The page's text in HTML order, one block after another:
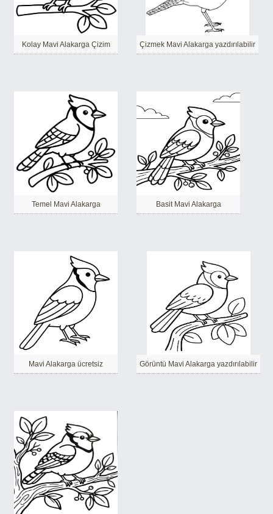
Kolay Mavi Alakarga Çizim Çizmek Mavi Alakarga yazdırılabilir
Temel Mavi Alakarga Basit Mavi Alakarga
Mavi Alakarga ücretsiz Görüntü Mavi Alakarga yazdırılabilir